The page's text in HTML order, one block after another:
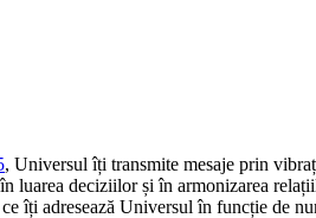
, Universul îți transmite mesaje prin
luarea deciziilor și în armonizarea
îți adresează Universul în funcție de